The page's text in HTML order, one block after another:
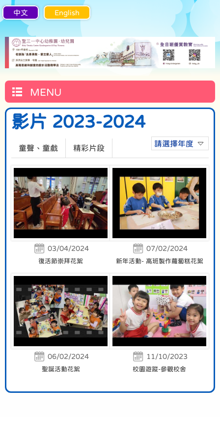
中文 English
MENU
影片 2023-2024
請選擇年度
童聲、童戲 精彩片段
03/04/2024
復活節崇拜花絮
07/02/2024
新年活動- 高班製作蘿蔔糕花絮
06/02/2024
聖誕活動花絮
11/10/2023
校園遊蹤-參觀校舍